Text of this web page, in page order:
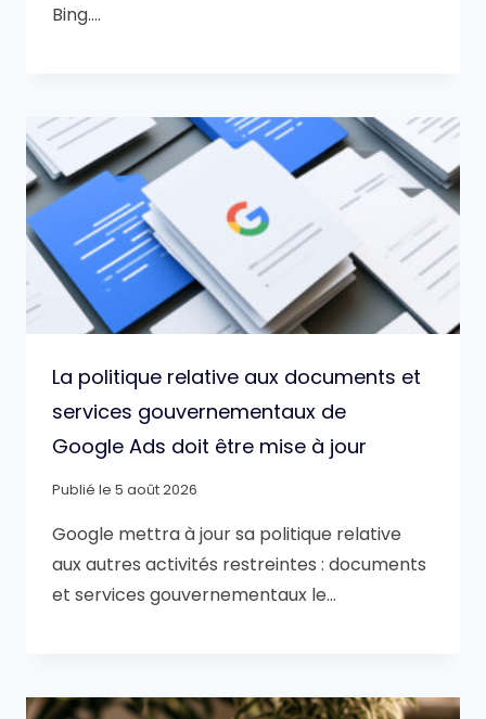
Bing….
La politique relative aux documents et
services gouvernementaux de
Google Ads doit être mise à jour
Publié le 5 août 2026
Google mettra à jour sa politique relative
aux autres activités restreintes : documents
et services gouvernementaux le…